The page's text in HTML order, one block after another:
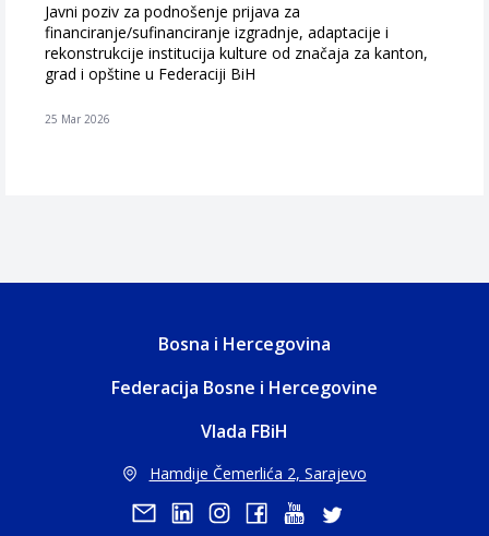
Javni poziv za podnošenje prijava za
financiranje/sufinanciranje izgradnje, adaptacije i
rekonstrukcije institucija kulture od značaja za kanton,
grad i opštine u Federaciji BiH
25 Mar 2026
Bosna i Hercegovina
Federacija Bosne i Hercegovine
Vlada FBiH
Hamdije Čemerlića 2, Sarajevo